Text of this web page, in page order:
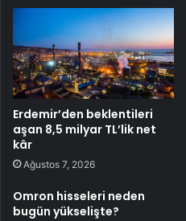
Erdemir’den beklentileri
aşan 8,5 milyar TL’lik net
kâr
Ağustos 7, 2026
Omron hisseleri neden
bugün yükselişte?